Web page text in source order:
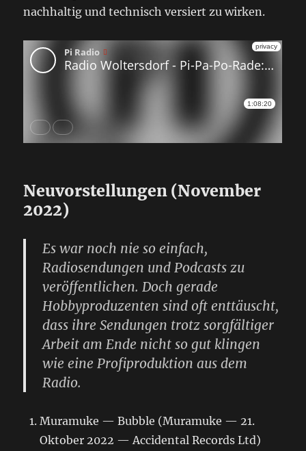
nachhaltig und technisch versiert zu wirken.
Neuvorstellungen (November
2022)
Es war noch nie so einfach,
Radiosendungen und Podcasts zu
veröffentlichen. Doch gerade
Hobbyproduzenten sind oft enttäuscht,
dass ihre Sendungen trotz sorgfältiger
Arbeit am Ende nicht so gut klingen
wie eine Profiproduktion aus dem
Radio.
Muramuke — Bubble (Muramuke — 21.
Oktober 2022 — Accidental Records Ltd)